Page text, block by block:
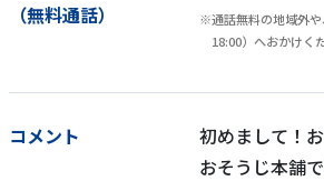
（無料通話）
通話無料の地域外
18:00）へおかけく
コメント
初めまして！
おそうじ本舗